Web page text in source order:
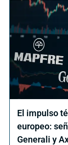
El impulso
europeo:
Generali y